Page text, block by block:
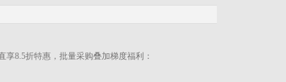
享8.5折特惠，批量采购叠加梯度福利：